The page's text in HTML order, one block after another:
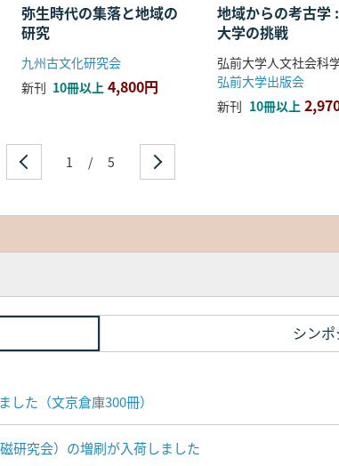
弥生時代の集落と地域の
研究
九州古文化研究会
新刊 10冊以上 4,800円
地域からの考古学
大学の挑戦
弘前大学出版会
新刊 10冊以上
1 / 5
シン
た（文京倉庫300冊）
研究会）の増刷が入荷しました